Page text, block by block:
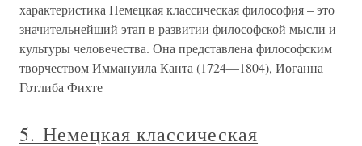
характеристика Немецкая классическая философия – это
значительнейший этап в развитии философской мысли и
культуры человечества. Она представлена философским
творчеством Иммануила Канта (1724—1804), Иоганна
Готлиба Фихте
5. Немецкая классическая